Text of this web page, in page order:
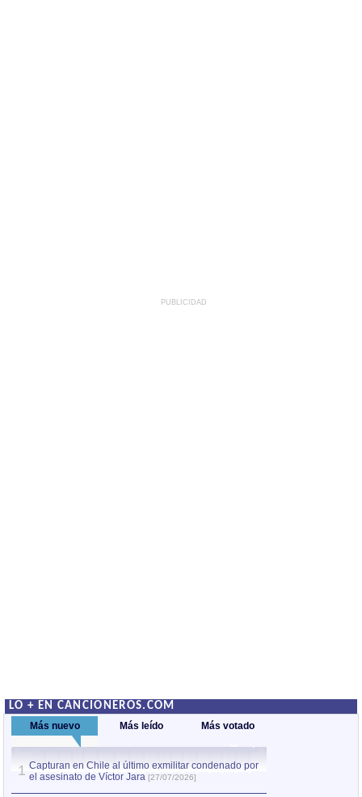
PUBLICIDAD
LO + EN CANCIONEROS.COM
Más nuevo Más leído Más votado
1 Capturan en Chile al último exmilitar condenado por
el asesinato de Víctor Jara [27/07/2026]